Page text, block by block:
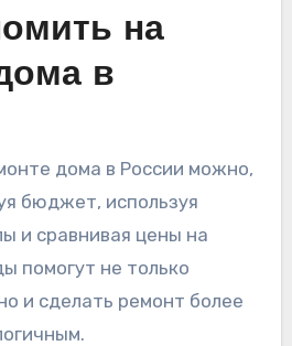
на
в
дома в России можно,
бюджет, используя
и сравнивая цены на
помогут не только
и сделать ремонт более